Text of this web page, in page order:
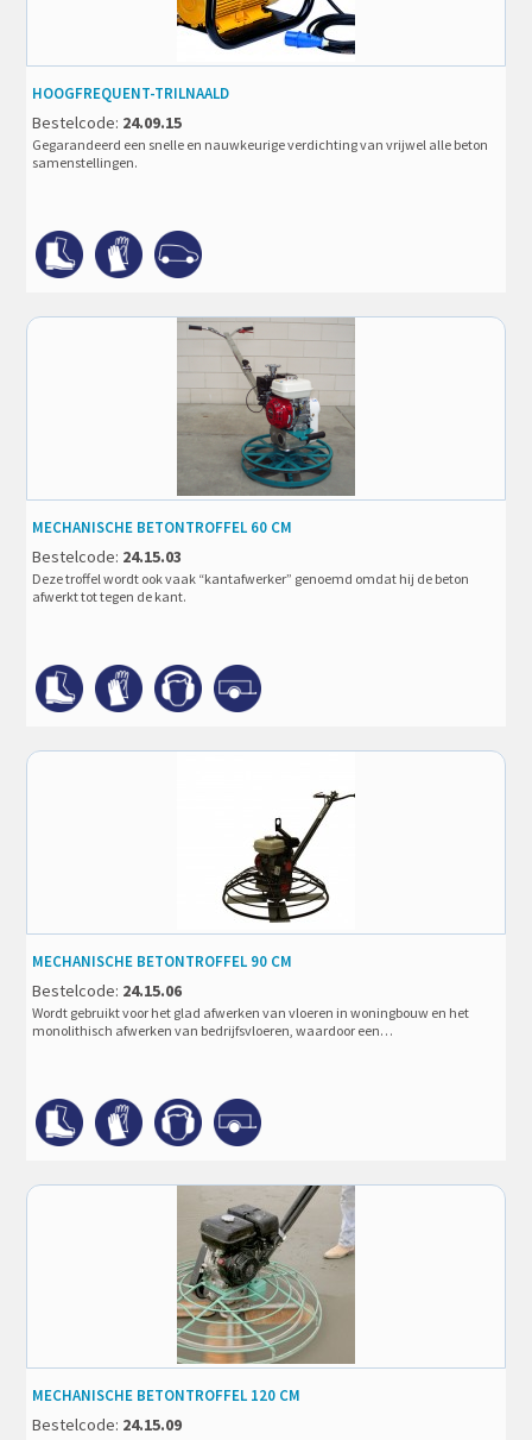
HOOGFREQUENT-TRILNAALD
Bestelcode: 24.09.15
Gegarandeerd een snelle en nauwkeurige verdichting van vrijwel alle beton
samenstellingen.
MECHANISCHE BETONTROFFEL 60 CM
Bestelcode: 24.15.03
Deze troffel wordt ook vaak “kantafwerker” genoemd omdat hij de beton
afwerkt tot tegen de kant.
MECHANISCHE BETONTROFFEL 90 CM
Bestelcode: 24.15.06
Wordt gebruikt voor het glad afwerken van vloeren in woningbouw en het
monolithisch afwerken van bedrijfsvloeren, waardoor een…
MECHANISCHE BETONTROFFEL 120 CM
Bestelcode: 24.15.09